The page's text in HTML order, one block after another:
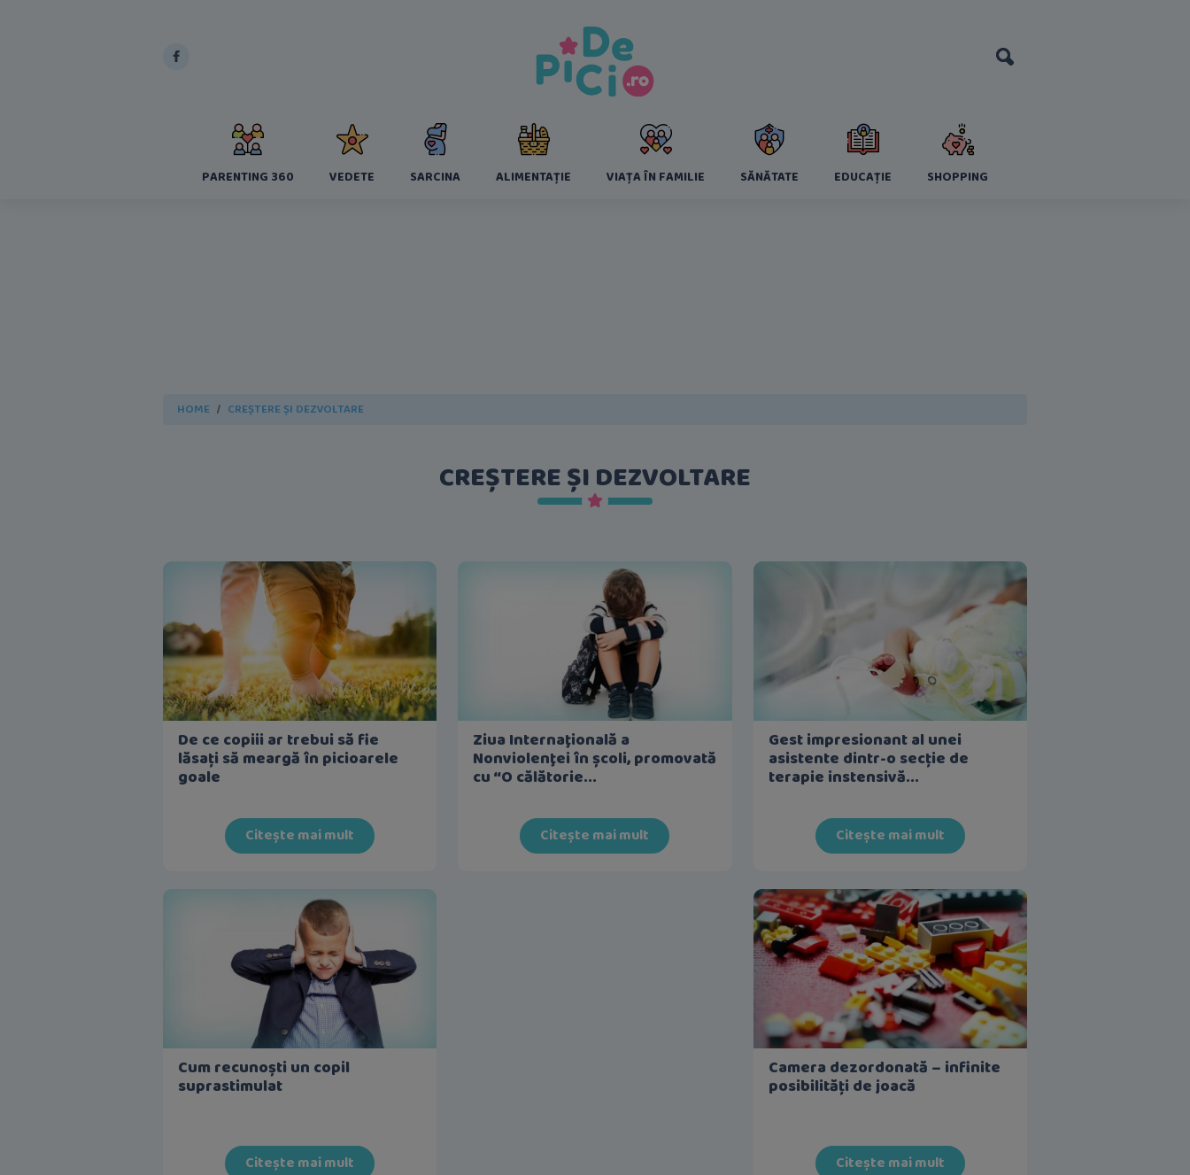
PARENTING 360 VEDETE SARCINA ALIMENTAȚIE VIAȚA ÎN FAMILIE SĂNĂTATE EDUCAȚIE SHOPPING
HOME CREȘTERE ȘI DEZVOLTARE
CREȘTERE ȘI DEZVOLTARE
De ce copiii ar trebui să fie
lăsați să meargă în picioarele
goale
Citește mai mult
Ziua Internaţională a
Nonviolenţei în școli, promovată
cu “O călătorie...
Citește mai mult
Gest impresionant al unei
asistente dintr-o secție de
terapie instensivă...
Citește mai mult
Cum recunoști un copil
suprastimulat
Citește mai mult
Camera dezordonată – infinite
posibilități de joacă
Citește mai mult